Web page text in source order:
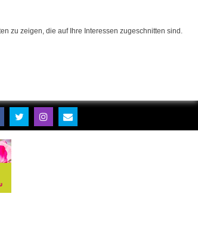
zu zeigen, die auf Ihre Interessen zugeschnitten sind.